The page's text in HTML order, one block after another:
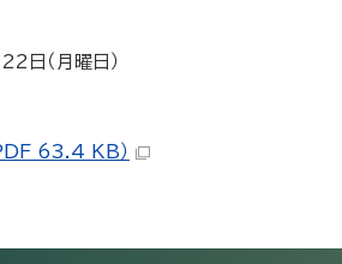
日（月曜日）
63.4 KB）